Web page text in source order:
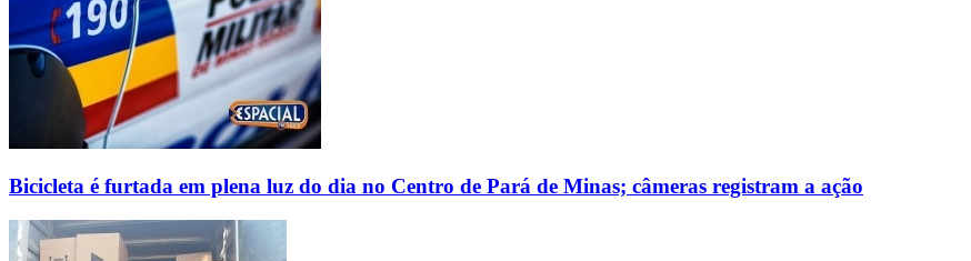
Bicicleta é furtada em plena luz do dia no Centro de Pará de Minas; câmeras registram a ação